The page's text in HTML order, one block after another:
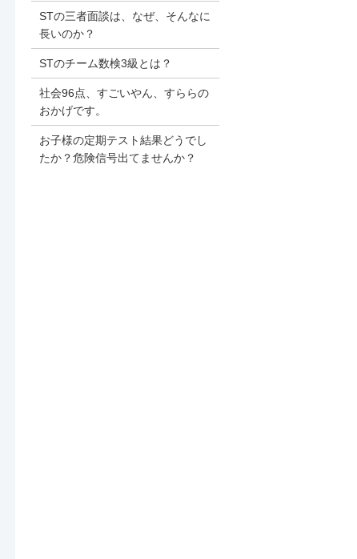
STの三者面談は、なぜ、そんなに
長いのか？
STのチーム数検3級とは？
社会96点、すごいやん、すららの
おかげです。
お子様の定期テスト結果どうでし
たか？危険信号出てませんか？